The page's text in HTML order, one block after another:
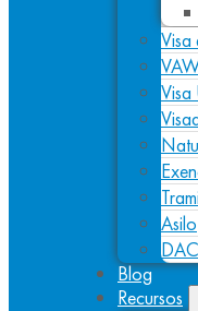
Visa
Visa
Asilo
Blog
Recursos